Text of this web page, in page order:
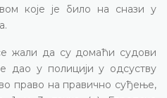
које је било на снази у
жали да су домаћи судови
дао у полицији у одсуству
право на правично суђење,